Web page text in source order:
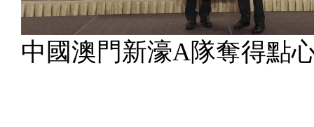
中國澳門新濠A隊奪得點